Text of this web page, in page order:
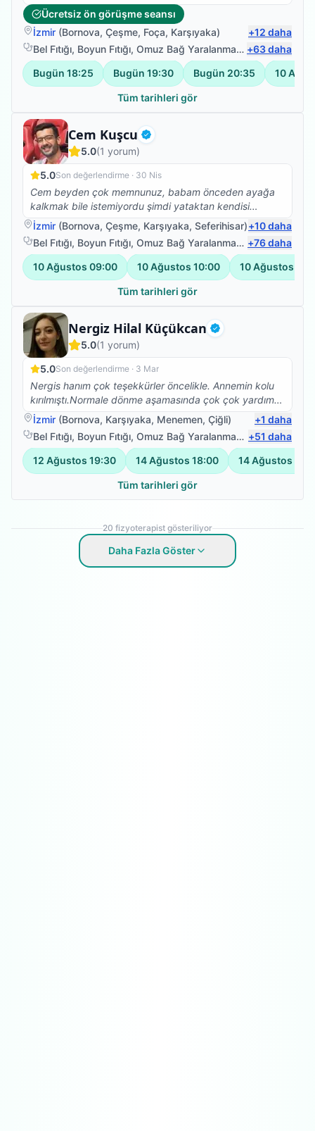
sağlığıma kavuşturdu. Herkese gönül rahatlığıyla
tavsiye ederim
Ücretsiz ön görüşme seansı
İzmir (Bornova, Çeşme, Foça, Karşıyaka) +12 daha
Bel Fıtığı, Boyun Fıtığı, Omuz Bağ Yaralanması ,Protez
+63daha
Bugün 18:25 Bugün 19:30 Bugün 20:35 10
Tüm tarihleri gör
Cem Kuşcu Doğrulanmış
Fizyoterapist
5.0(1 yorum)
5.0Son değerlendirme · 30 Nis
Cem beyden çok memnunuz, babam önceden ayağa
kalkmak bile istemiyordu şimdi yataktan kendisi
kalkıyor yan koltuğa geçiyor, hareket etme konusunda
daha istekli. Çok teşekkür ederiz.
İzmir (Bornova, Çeşme, Karşıyaka, Seferihisar)+10daha
Bel Fıtığı, Boyun Fıtığı, Omuz Bağ Yaralanması ,Protez
+76daha
10 Ağustos 09:00 10 Ağustos 10:00 10 Ağustos
Tüm tarihleri gör
Nergiz Hilal Küçükcan Doğrulanmış
Fizyoterapist
5.0(1 yorum)
5.0Son değerlendirme · 3 Mar
Nergis hanım çok teşekkürler öncelikle. Annemin kolu
kırılmıştı.Normale dönme aşamasında çok çok yardımcı
oldunuz😊 Başarılarınızın devamını dilerim.
İzmir (Bornova, Karşıyaka, Menemen, Çiğli) +1 daha
Bel Fıtığı, Boyun Fıtığı, Omuz Bağ Yaralanması ,Sırt Ağrısı
+51 daha
12 Ağustos 19:30 14 Ağustos 18:00 14 Ağustos
Tüm tarihleri gör
20 fizyoterapist gösteriliyor
Daha Fazla Göster